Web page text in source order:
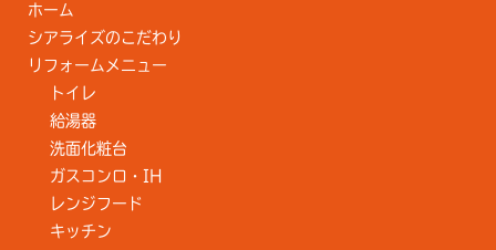
ホーム
シアライズのこだわり
リフォームメニュー
トイレ
給湯器
洗面化粧台
ガスコンロ・IH
レンジフード
キッチン